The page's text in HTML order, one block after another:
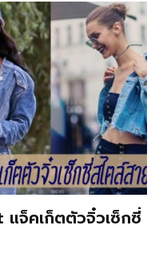
จ็คเก็ตตัวจิ๋วเซ็กซี่